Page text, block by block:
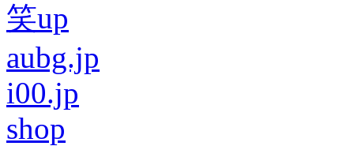
笑up
aubg.jp
i00.jp
shop